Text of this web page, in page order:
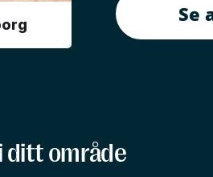
Se
ditt område